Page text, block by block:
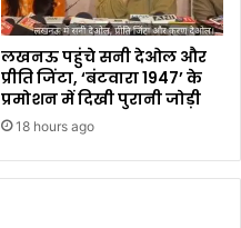
लखनऊ पहुंचे सनी देओल और
प्रीति जिंटा, ‘बंटवारा 1947’ के
प्रमोशन में दिखी पुरानी जोड़ी
18 hours ago